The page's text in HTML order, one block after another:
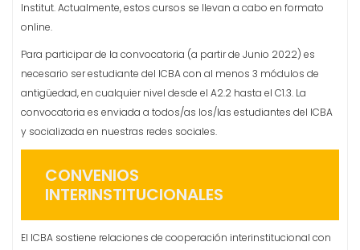
Institut. Actualmente, estos cursos se llevan a cabo en formato
online.
Para participar de la convocatoria (a partir de Junio 2022) es
necesario ser estudiante del ICBA con al menos 3 módulos de
antigüedad, en cualquier nivel desde el A2.2 hasta el C1.3. La
convocatoria es enviada a todos/as los/las estudiantes del ICBA
y socializada en nuestras redes sociales.
CONVENIOS
INTERINSTITUCIONALES
El ICBA sostiene relaciones de cooperación interinstitucional con